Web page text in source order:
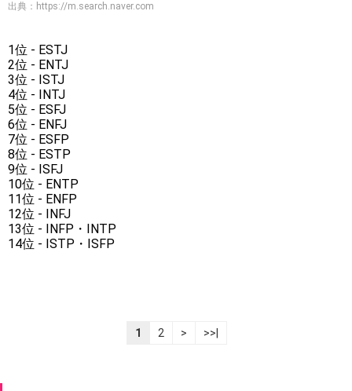
出典： https://m.search.naver.com
1位 - ESTJ
2位 - ENTJ
3位 - ISTJ
4位 - INTJ
5位 - ESFJ
6位 - ENFJ
7位 - ESFP
8位 - ESTP
9位 - ISFJ
10位 - ENTP
11位 - ENFP
12位 - INFJ
13位 - INFP・INTP
14位 - ISTP・ISFP
1 2 > >>|